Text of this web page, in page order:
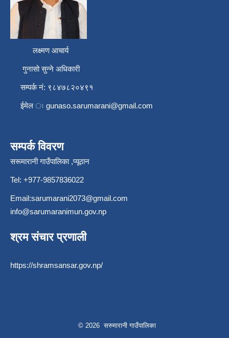
लक्ष्मण आचार्य
गुनासो सुन्ने अधिकारी
सम्पर्क नं: ९८४७८२०४९१
ईमेल ः gunaso.sarumarani@gmail.com
सम्पर्क विवरण
सरूमारानी गाउँपालिका ,प्यूठान
Tel: +977-9857836022
Email:sarumarani2073@gmail.com
info@sarumaranimun.gov.np
श्रम संचार प्रणाली
https://shramsansar.gov.np/
© 2026 सरुमारानी गाउँपालिका